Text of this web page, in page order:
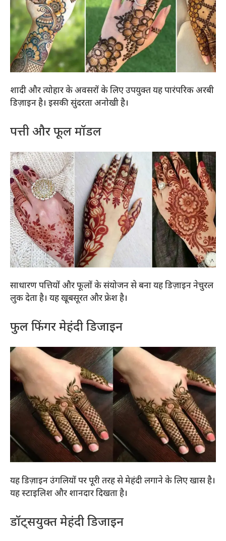
शादी और त्योहार के अवसरों के लिए उपयुक्त यह पारंपरिक अरबी
डिज़ाइन है। इसकी सुंदरता अनोखी है।
पत्ती और फूल मॉडल
साधारण पत्तियों और फूलों के संयोजन से बना यह डिज़ाइन नेचुरल
लुक देता है। यह खूबसूरत और फ्रेश है।
फुल फिंगर मेहंदी डिजाइन
यह डिज़ाइन उंगलियों पर पूरी तरह से मेहंदी लगाने के लिए खास है।
यह स्टाइलिश और शानदार दिखता है।
डॉट्सयुक्त मेहंदी डिजाइन